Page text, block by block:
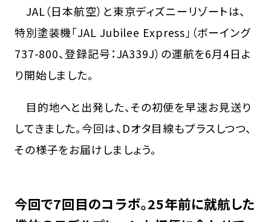
JAL（日本航空）と東京ディズニーリゾートは、
特別塗装機「JAL Jubilee Express」（ボーイング
737-800、登録記号：JA339J）の運航を6月4日よ
り開始しました。
目的地へと出発した、その初便を早速お見送り
してきました。今回は、Dオタ目線もプラスしつつ、
その様子をお届けしましょう。
今回で7回目のコラボ。25年前に就航した